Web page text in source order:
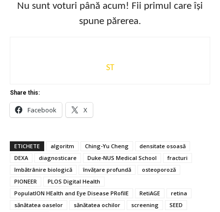
Nu sunt voturi până acum! Fii primul care își
spune părerea.
ST
Share this:
Facebook X
ETICHETE algoritm Ching-Yu Cheng
densitate osoasă
DEXA
diagnosticare Duke-NUS Medical School
fracturi
îmbătrânire biologică
învățare profundă
osteoporoză
PIONEER
PLOS Digital Health
PopulatION HEalth and Eye Disease PRofilE
RetiAGE
retina
sănătatea oaselor
sănătatea ochilor screening
SEED